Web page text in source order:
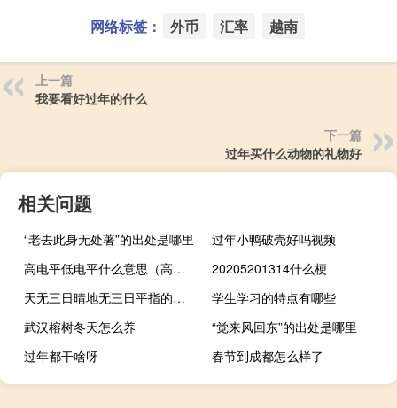
网络标签： 外币 汇率 越南
上一篇
我要看好过年的什么
下一篇
过年买什么动物的礼物好
相关问题
“老去此身无处著”的出处是哪里
过年小鸭破壳好吗视频
高电平低电平什么意思（高电平）
20205201314什么梗
天无三日晴地无三日平指的是哪里
学生学习的特点有哪些
武汉榕树冬天怎么养
“觉来风回东”的出处是哪里
过年都干啥呀
春节到成都怎么样了